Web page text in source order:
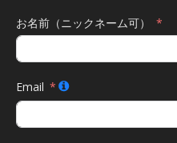
お名前（ニックネーム可）
Email